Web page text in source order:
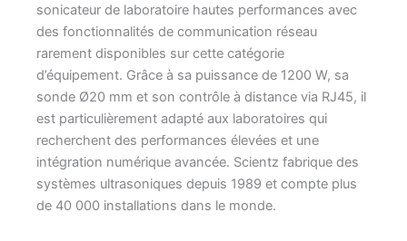
sonicateur de laboratoire hautes performances avec
des fonctionnalités de communication réseau
rarement disponibles sur cette catégorie
d’équipement. Grâce à sa puissance de 1200 W, sa
sonde Ø20 mm et son contrôle à distance via RJ45, il
est particulièrement adapté aux laboratoires qui
recherchent des performances élevées et une
intégration numérique avancée. Scientz fabrique des
systèmes ultrasoniques depuis 1989 et compte plus
de 40 000 installations dans le monde.